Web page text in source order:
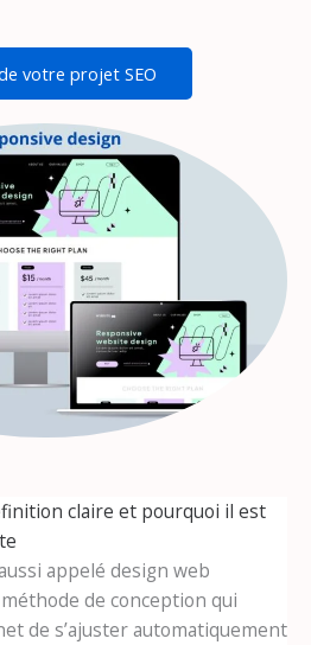
votre projet SEO
claire et pourquoi il est
appelé design web
de conception qui
de s’ajuster automatiquement